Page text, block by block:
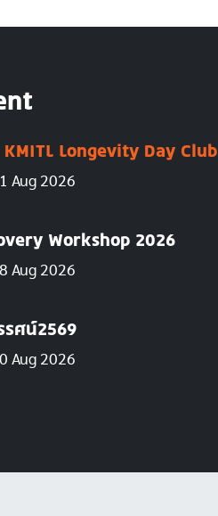
Workshop 2026
Longevity Day Club
Aug 2026
Workshop 2026
Aug 2026
รศน์2569
Aug 2026